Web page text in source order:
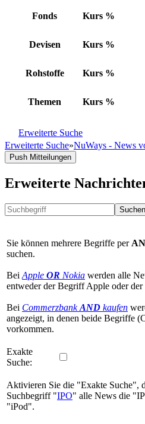
Fonds Kurs %
Devisen Kurs %
Rohstoffe Kurs %
Themen Kurs %
Erweiterte Suche
Erweiterte Suche»NuWays - News
Push Mitteilungen
Erweiterte
Suchen
Sie können mehrere Begriffe per
suchen.
Bei Apple OR Nokia werden alle
entweder der Begriff Apple oder
Bei CommerzbankAND kaufen
angezeigt, in denen beide Begriffe
vorkommen.
Exakte
Suche:
Aktivieren Sie die "Exakte Suche",
Suchbegriff "IPO" alle News die
"iPod".